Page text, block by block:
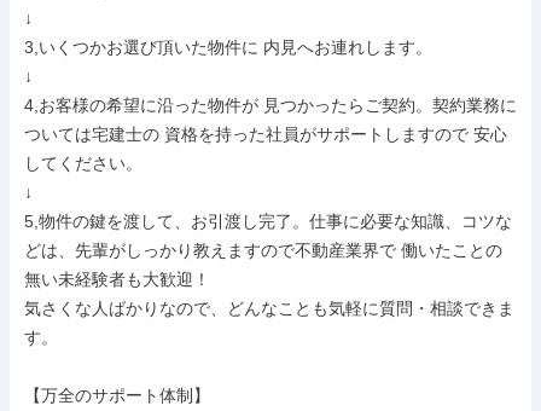
↓
3,いくつかお選び頂いた物件に 内見へお連れします。
↓
4,お客様の希望に沿った物件が 見つかったらご契約。契約業務に
ついては宅建士の 資格を持った社員がサポートしますので 安心
してください。
↓
5,物件の鍵を渡して、お引渡し完了。仕事に必要な知識、コツな
どは、先輩がしっかり教えますので不動産業界で 働いたことの
無い未経験者も大歓迎！
気さくな人ばかりなので、どんなことも気軽に質問・相談できま
す。
【万全のサポート体制】